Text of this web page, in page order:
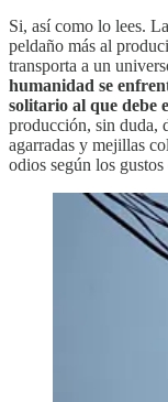
Si, así como lo lees.
peldaño más al
transporta a un
humanidad se
solitario al que debe
producción, sin duda,
agarradas y mejillas
odios según los gustos